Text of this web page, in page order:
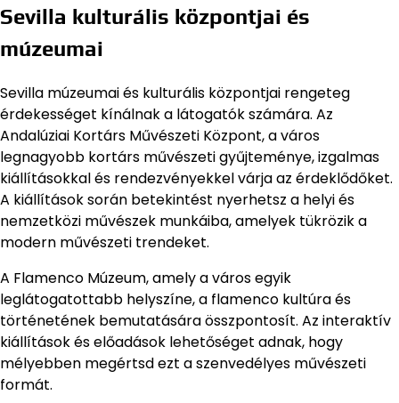
Sevilla kulturális központjai és
múzeumai
Sevilla múzeumai és kulturális központjai rengeteg
érdekességet kínálnak a látogatók számára. Az
Andalúziai Kortárs Művészeti Központ, a város
legnagyobb kortárs művészeti gyűjteménye, izgalmas
kiállításokkal és rendezvényekkel várja az érdeklődőket.
A kiállítások során betekintést nyerhetsz a helyi és
nemzetközi művészek munkáiba, amelyek tükrözik a
modern művészeti trendeket.
A Flamenco Múzeum, amely a város egyik
leglátogatottabb helyszíne, a flamenco kultúra és
történetének bemutatására összpontosít. Az interaktív
kiállítások és előadások lehetőséget adnak, hogy
mélyebben megértsd ezt a szenvedélyes művészeti
formát.